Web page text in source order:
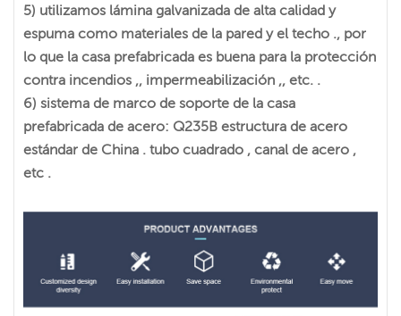
5) utilizamos lámina galvanizada de alta calidad y
espuma como materiales de la pared y el techo ., por
lo que la casa prefabricada es buena para la protección
contra incendios ,, impermeabilización ,, etc. .
6) sistema de marco de soporte de la casa
prefabricada de acero: Q235B estructura de acero
estándar de China . tubo cuadrado , canal de acero ,
etc .